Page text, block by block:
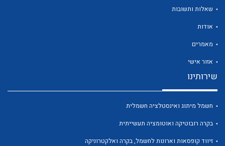
לכל מוצרי היצרןשאלות ותשובות
אודות
מאמרים
אזור אישי
שירותינו
חשמל מיתוג ואינסטלציה חשמלית
בקרה רובוטיקה ואוטומציה תעשייתית
זיווד קופסאות וארונות לחשמל, בקרה ואלקטרוניקה